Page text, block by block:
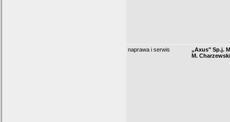
naprawa i serwis
„Axus" Sp.j.
M. Charzewski